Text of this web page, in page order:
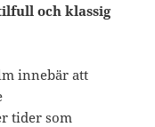
och klassig
innebär att
tider som